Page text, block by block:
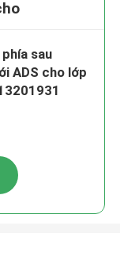
sau
ADS cho lớp